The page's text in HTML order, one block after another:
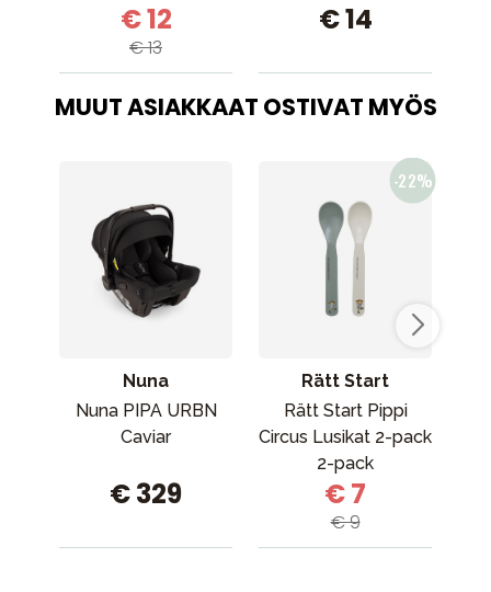
€ 12
€ 13
€ 14
MUUT ASIAKKAAT OSTIVAT MYÖS
Nuna
Nuna PIPA URBN
Caviar
€ 329
Rätt Start
Rätt Start Pippi
Circus Lusikat 2-pack
2-pack
€ 7
€ 9